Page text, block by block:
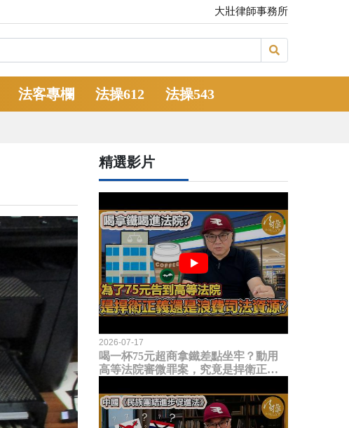
大壯律師事務所
法客專欄 法操612 法操543
精選影片
2026-07-17
喝一杯75元超商拿鐵差點坐牢？動用
高等法院審微罪案，究竟是捍衛正義